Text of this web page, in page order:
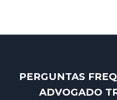
PERGUNTAS
ADVOGADO